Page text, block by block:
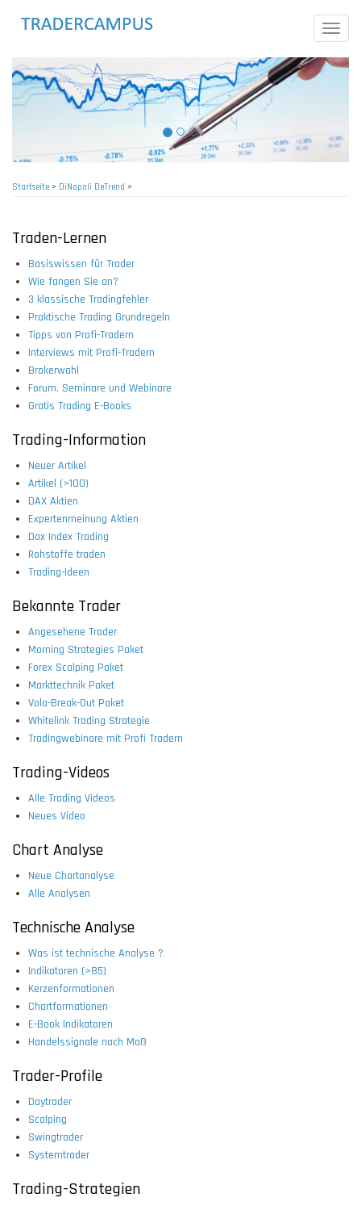
Toggle
Startseite> DiNapoli DeTrend >
Traden-Lernen
Basiswissen für Trader
Wie fangen Sie an?
3 klassische Tradingfehler
Praktische Trading Grundregeln
Tipps von Profi-Tradern
Interviews mit Profi-Tradern
Brokerwahl
Forum, Seminare und Webinare
Gratis Trading E-Books
Trading-Information
Neuer Artikel
Artikel (>100)
DAX Aktien
Expertenmeinung Aktien
Dax Index Trading
Rohstoffe traden
Trading-Ideen
Bekannte Trader
Angesehene Trader
Morning Strategies Paket
Forex Scalping Paket
Markttechnik Paket
Vola-Break-Out Paket
Whitelink Trading Strategie
Tradingwebinare mit Profi Tradern
Trading-Videos
Alle Trading Videos
Neues Video
Chart Analyse
Neue Chartanalyse
Alle Analysen
Technische Analyse
Was ist technische Analyse ?
Indikatoren (>85)
Kerzenformationen
Chartformationen
E-Book Indikatoren
Handelssignale nach Maß
Trader-Profile
Daytrader
Scalping
Swingtrader
Systemtrader
Trading-Strategien